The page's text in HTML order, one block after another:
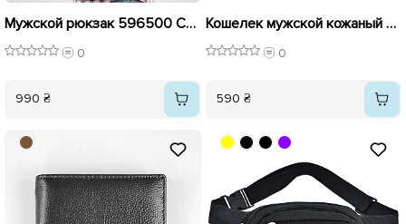
Мужской рюкзак 596500 Серый
0
990 ₴
Кошелек мужской кожаный 594041 Коричневый
0
590 ₴